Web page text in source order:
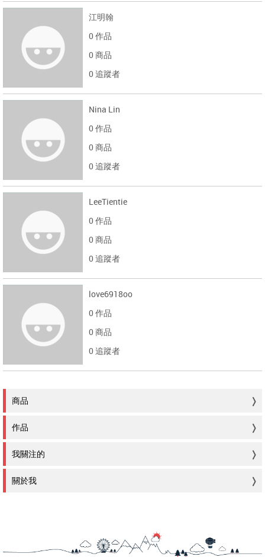
江明翰
0 作品
0 商品
0 追蹤者
Nina Lin
0 作品
0 商品
0 追蹤者
LeeTientie
0 作品
0 商品
0 追蹤者
love6918oo
0 作品
0 商品
0 追蹤者
商品
作品
我關注的
關於我